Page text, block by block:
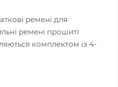
ремені для
ремені прошиті
комплектом із 4-